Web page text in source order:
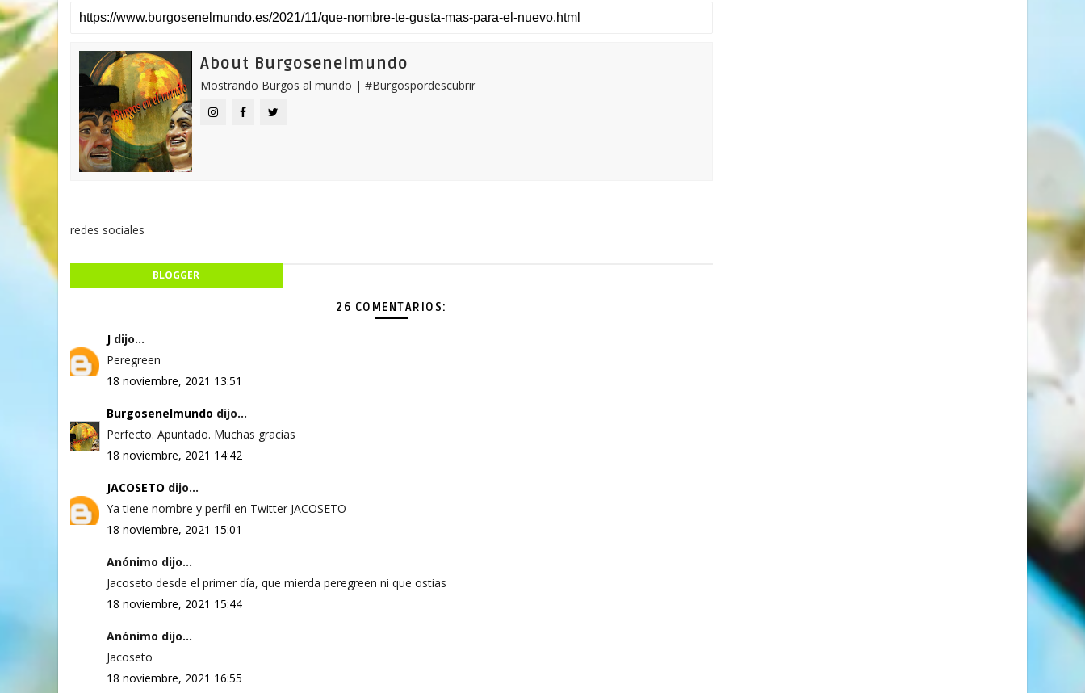
About Burgosenelmundo
Mostrando Burgos al mundo | #Burgospordescubrir
redes sociales
BLOGGER
26 COMENTARIOS:
J dijo...
Peregreen
18 noviembre, 2021 13:51
Burgosenelmundo dijo...
Perfecto. Apuntado. Muchas gracias
18 noviembre, 2021 14:42
JACOSETO dijo...
Ya tiene nombre y perfil en Twitter JACOSETO
18 noviembre, 2021 15:01
Anónimo dijo...
Jacoseto desde el primer día, que mierda peregreen ni que ostias
18 noviembre, 2021 15:44
Anónimo dijo...
Jacoseto
18 noviembre, 2021 16:55